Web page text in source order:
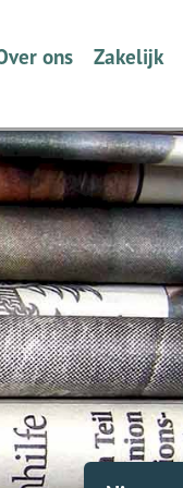
ons
Wie zijn we en wat
Volmacht
Zakelijk
Schade